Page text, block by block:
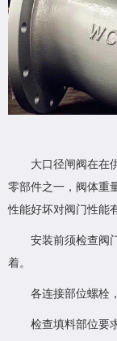
大口径闸阀在在
零部件之一，阀体重
性能好坏对阀门性能
安装前须检查阀
着。
各连接部位螺栓
检查填料部位要